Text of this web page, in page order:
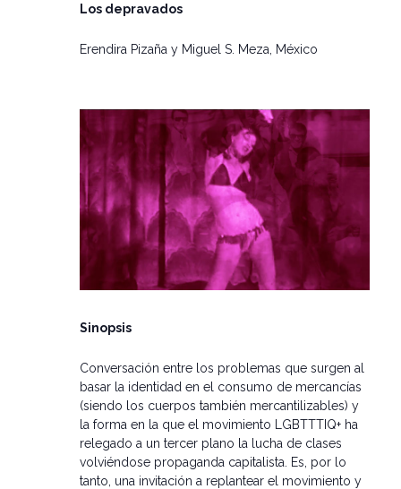
Los depravados
Erendira Pizaña y Miguel S. Meza , México
Sinopsis
Conversación entre los problemas que surgen al
basar la identidad en el consumo de mercancías
(siendo los cuerpos también mercantilizables) y
la forma en la que el movimiento LGBTTTIQ+ ha
relegado a un tercer plano la lucha de clases
volviéndose propaganda capitalista. Es, por lo
tanto, una invitación a replantear el movimiento y